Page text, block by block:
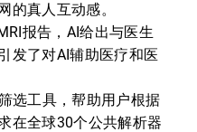
的真人互动感。
报告，AI给出与医生
发了对AI辅助医疗和医
选工具，帮助用户根据
在全球30个公共解析器